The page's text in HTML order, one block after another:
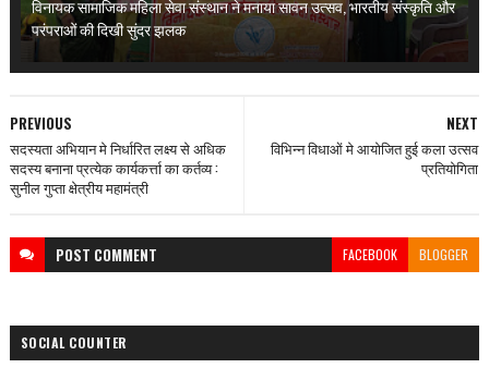
विनायक सामाजिक महिला सेवा संस्थान ने मनाया सावन उत्सव, भारतीय संस्कृति और
परंपराओं की दिखी सुंदर झलक
NEXT
विभिन्न विधाओं मे आयोजित हुई कला उत्सव
प्रतियोगिता
PREVIOUS
सदस्यता अभियान मे निर्धारित लक्ष्य से अधिक
सदस्य बनाना प्रत्येक कार्यकर्त्ता का कर्तव्य :
सुनील गुप्ता क्षेत्रीय महामंत्री
POST COMMENT FACEBOOK BLOGGER
SOCIAL COUNTER